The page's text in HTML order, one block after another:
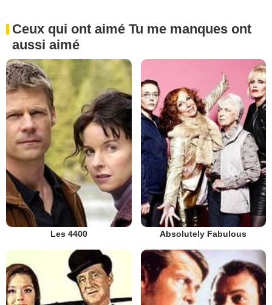
Ceux qui ont aimé Tu me manques ont
aussi aimé
Les 4400 Absolutely Fabulous